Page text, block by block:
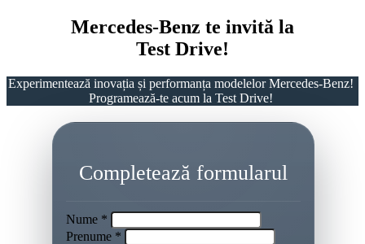
Mercedes-Benz te invită la
Test Drive!
Experimentează inovația și performanța modelelor Mercedes-Benz!
Programează-te acum la Test Drive!
Completează formularul
Nume *
Prenume *